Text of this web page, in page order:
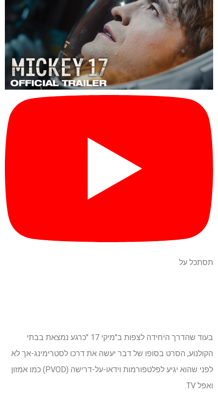
תסתכל על
בעוד שהדרך היחידה לצפות ב"מיקי 17 "כרגע נמצאת בבתי
הקולנוע, הסרט בסופו של דבר יעשה את דרכו לסטרימינג-אך לא
לפני שהוא יגיע לפלטפורמות וידאו-על-דרישה (PVOD) כמו אמזון
ואפל TV.